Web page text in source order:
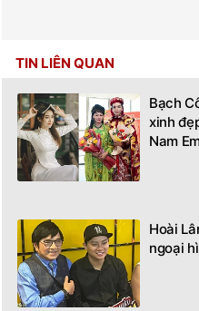
TIN LIÊN QUAN
Bạch
xinh
Nam
Hoài
ngoại